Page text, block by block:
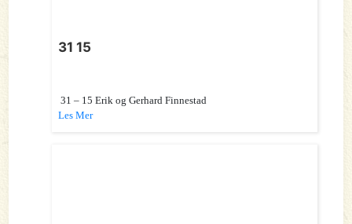
31 15
31 – 15 Erik og Gerhard Finnestad
Les Mer